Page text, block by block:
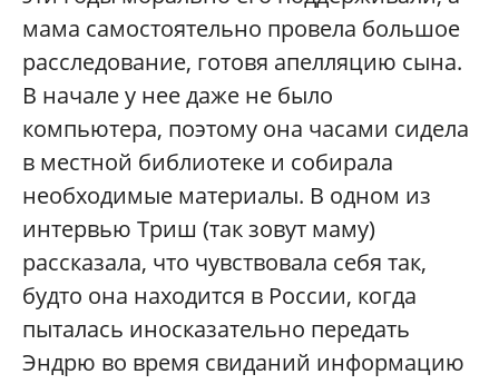
мама самостоятельно провела большое
расследование, готовя апелляцию сына.
В начале у нее даже не было
компьютера, поэтому она часами сидела
в местной библиотеке и собирала
необходимые материалы. В одном из
интервью Триш (так зовут маму)
рассказала, что чувствовала себя так,
будто она находится в России, когда
пыталась иносказательно передать
Эндрю во время свиданий информацию